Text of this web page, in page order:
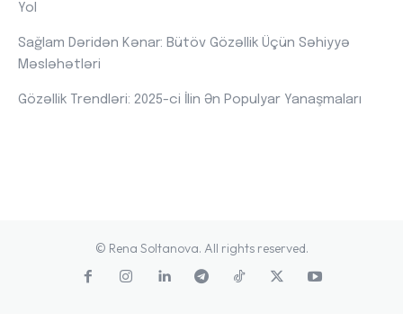
Yol
Sağlam Dəridən Kənar: Bütöv Gözəllik Üçün Səhiyyə
Məsləhətləri
Gözəllik Trendləri: 2025-ci İlin Ən Populyar Yanaşmaları
© Rena Soltanova. All rights reserved.